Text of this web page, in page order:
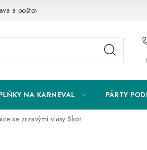
a poštovné
NA KARNEVAL PÁRTY
se zrzavými vlasy Skot